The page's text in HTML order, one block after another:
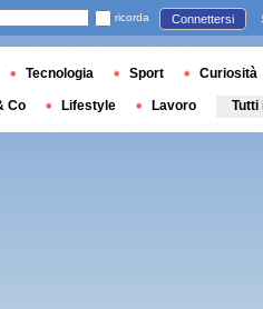
ricorda Connettersi
Tecnologia Sport Curiosità
Co Lifestyle Lavoro Tutti